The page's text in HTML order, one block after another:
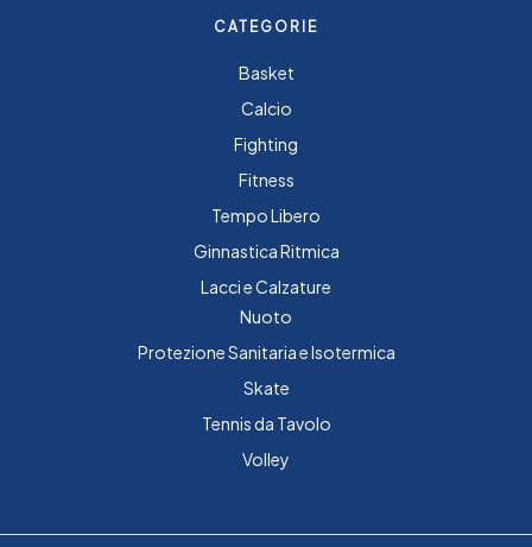
CATEGORIE
Basket
Calcio
Fighting
Fitness
Tempo Libero
Ginnastica Ritmica
Lacci e Calzature
Nuoto
Protezione Sanitaria e Isotermica
Skate
Tennis da Tavolo
Volley